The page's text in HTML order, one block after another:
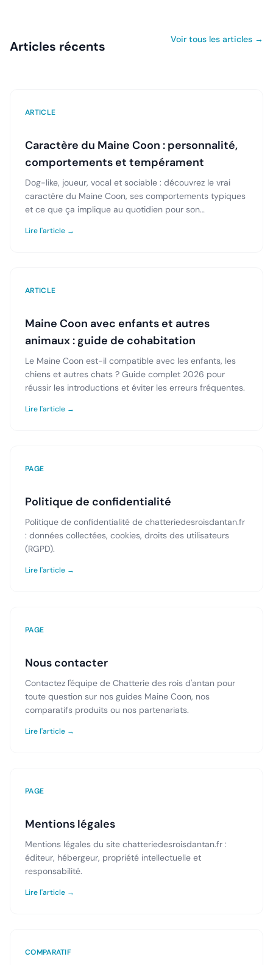
Articles récents Voir tous les articles →
ARTICLE
Caractère du Maine Coon : personnalité,
comportements et tempérament
Dog-like, joueur, vocal et sociable : découvrez le vrai
caractère du Maine Coon, ses comportements typiques
et ce que ça implique au quotidien pour son
Lire l'article →
ARTICLE
Maine Coon avec enfants et autres
animaux : guide de cohabitation
Le Maine Coon est-il compatible avec les enfants, les
chiens et autres chats ? Guide complet 2026 pour
réussir les introductions et éviter les erreurs fréquentes.
Lire l'article →
PAGE
Politique de confidentialité
Politique de confidentialité de chatteriedesroisdantan.fr
: données collectées, cookies, droits des utilisateurs
(RGPD).
Lire l'article →
PAGE
Nous contacter
Contactez l'équipe de Chatterie des rois d'antan pour
toute question sur nos guides Maine Coon, nos
comparatifs produits ou nos partenariats.
Lire l'article →
PAGE
Mentions légales
Mentions légales du site chatteriedesroisdantan.fr :
éditeur, hébergeur, propriété intellectuelle et
responsabilité.
Lire l'article →
COMPARATIF